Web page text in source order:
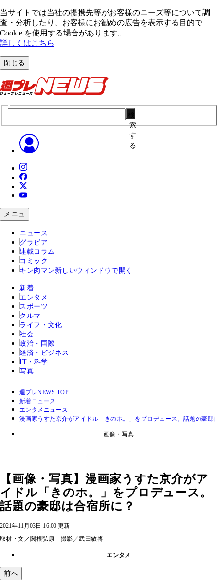
当サイトでは当社の提携先等がお客様のニーズ等について調
査・分析したり、お客様にお勧めの広告を表⽰する⽬的で
Cookie を使⽤する場合があります。
詳しくはこちら
閉じる
索
す
る
メニュ
ニュース
グラビア
連載コラム
コミック
キン肉マン 新しいウィンドウで開く
新着
エンタメ
スポーツ
クルマ
ライフ・文化
社会
政治・国際
経済・ビジネス
IT・科学
写真
週プレNEWS TOP
新着ニュース
エンタメニュース
漫画家うすた京介がアイドル「きのホ。」をプロデュース。話題の豪邸
画像・写真
【画像・写真】漫画家うすた京介がア
イドル「きのホ。」をプロデュース。
話題の豪邸は合宿所に？
2021年11月03日 16:00 更新
取材・文／関根弘康 撮影／武田敏将
エンタメ
前へ